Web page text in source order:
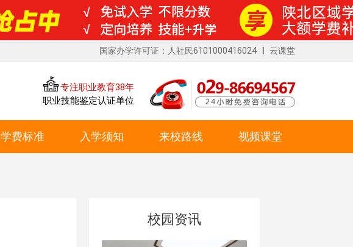
国家办学许可证：人社民6101000416024 云课堂
专注职业教育38年
职业技能鉴定认证单位
学费标准 入学须知 来校路线 视频课堂
校园资讯